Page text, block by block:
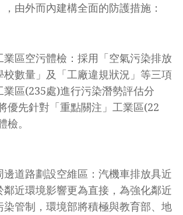
由外而內建構全面的防護措施：
區空污體檢 ：採用「空氣污染排放
數量」及「工廠違規狀況」等三項
區(235處)進行污染潛勢評估分
優先針對「重點關注」工業區(22
。
道路劃設空維區 ：汽機車排放具近
近環境影響更為直接，為強化鄰近
染管制，環境部將積極與教育部、地